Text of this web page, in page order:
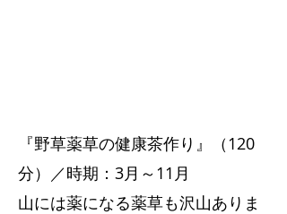
『野草薬草の健康茶作り』（120
分）／時期：3月～11月
山には薬になる薬草も沢山ありま